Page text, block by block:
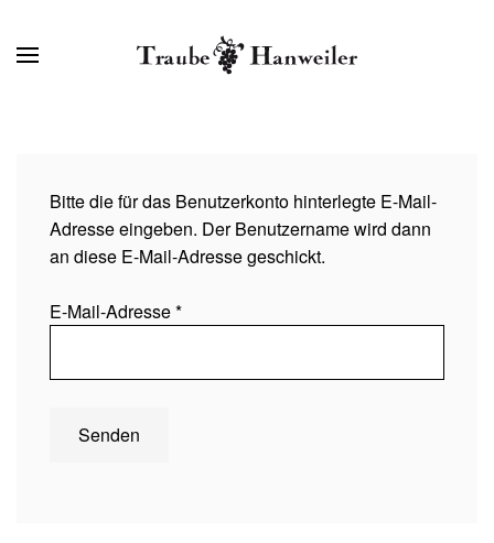
Bitte die für das Benutzerkonto hinterlegte E-Mail-
Adresse eingeben. Der Benutzername wird dann
an diese E-Mail-Adresse geschickt.
E-Mail-Adresse*
Senden